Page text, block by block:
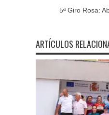
5ª Giro Rosa:
ARTÍCULOS